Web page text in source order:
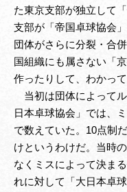
た東京支部が独立して
支部が「帝国卓球協会
団体がさらに分裂・合
国組織にも属さない「
作ったりして、わかっ
当初は団体によって
日本卓球協会」では、
で数えていた。10点制
けというわけだ。当時
なくミスによって決ま
れに対して「大日本卓